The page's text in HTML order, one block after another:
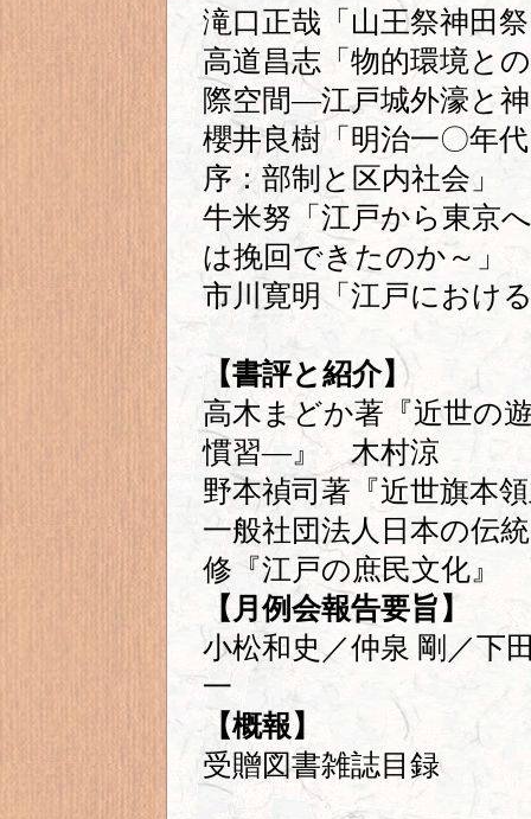
滝口正哉「山王祭神田
高道昌志「物的環境と
際空間―江戸城外濠と
櫻井良樹「明治一〇年
序：部制と区内社会」
牛米努「江戸から東京
は挽回できたのか～」
市川寛明「江戸におけ
【書評と紹介】
高木まどか著『近世の
慣習―』 木村涼
野本禎司著『近世旗本
一般社団法人日本の伝
修『江戸の庶民文化』
【月例会報告要旨】
小松和史／仲泉 剛／下
一
【概報】
受贈図書雑誌目録